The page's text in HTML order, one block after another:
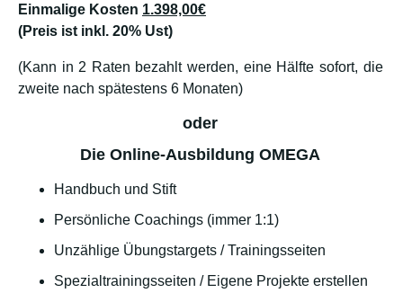
Einmalige Kosten 1.398,00€
(Preis ist inkl. 20% Ust)
(Kann in 2 Raten bezahlt werden, eine Hälfte sofort, die
zweite nach spätestens 6 Monaten)
oder
Die Online-Ausbildung OMEGA
Handbuch und Stift
Persönliche Coachings (immer 1:1)
Unzählige Übungstargets / Trainingsseiten
Spezialtrainingsseiten / Eigene Projekte erstellen